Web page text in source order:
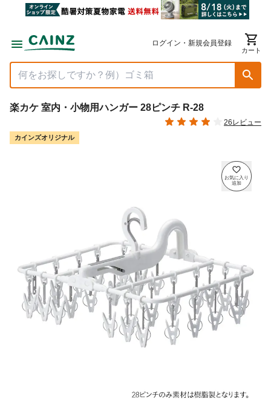
ログイン・新規会員登録
カート
楽カケ 室内・小物用ハンガー 28ピンチ R-28
26レビュー
カインズオリジナル